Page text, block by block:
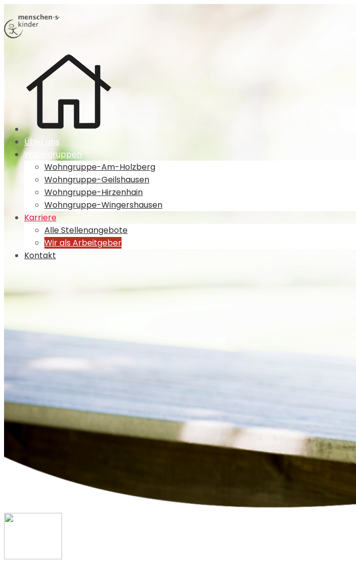
Über uns
Wohngruppen
Wohngruppe-Am-Holzberg
Wohngruppe-Geilshausen
Wohngruppe-Hirzenhain
Wohngruppe-Wingershausen
Karriere
Alle Stellenangebote
Wir als Arbeitgeber
Kontakt